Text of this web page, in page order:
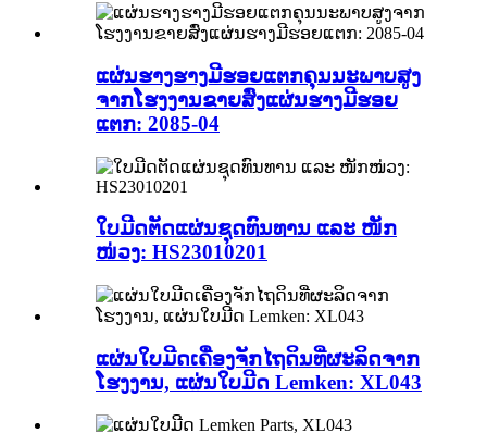
ແຜ່ນຮາງຮາງມີຮອຍແຕກຄຸນນະພາບສູງ
ຈາກໂຮງງານຂາຍສົ່ງແຜ່ນຮາງມີຮອຍ
ແຕກ: 2085-04
ໃບມີດຕັດແຜ່ນຊຸດທົນທານ ແລະ ໜັກ
ໜ່ວງ: HS23010201
ແຜ່ນໃບມີດເຄື່ອງຈັກໄຖດິນທີ່ຜະລິດຈາກ
ໂຮງງານ, ແຜ່ນໃບມີດ Lemken: XL043